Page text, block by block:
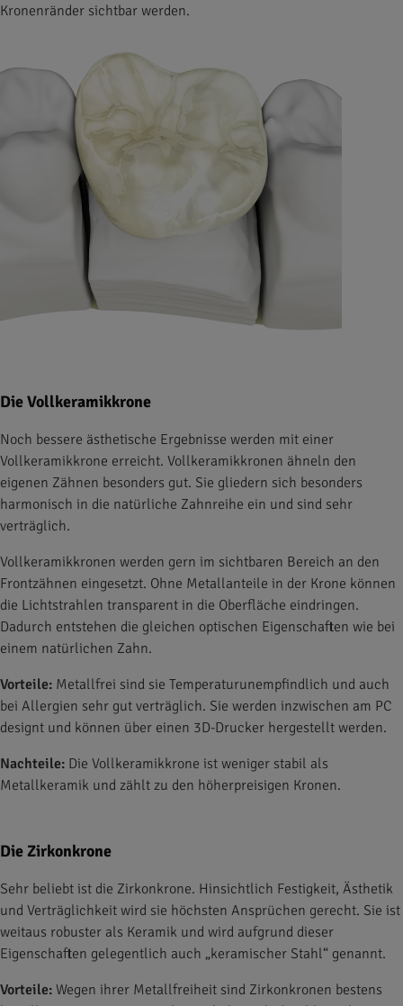
Kronenränder sichtbar werden.
Die Vollkeramikkrone
Noch bessere ästhetische Ergebnisse werden mit einer
Vollkeramikkrone erreicht. Vollkeramikkronen ähneln den
eigenen Zähnen besonders gut. Sie gliedern sich besonders
harmonisch in die natürliche Zahnreihe ein und sind sehr
verträglich.
Vollkeramikkronen werden gern im sichtbaren Bereich an den
Frontzähnen eingesetzt. Ohne Metallanteile in der Krone können
die Lichtstrahlen transparent in die Oberfläche eindringen.
Dadurch entstehen die gleichen optischen Eigenschaften wie bei
einem natürlichen Zahn.
Vorteile: Metallfrei sind sie Temperaturunempfindlich und auch
bei Allergien sehr gut verträglich. Sie werden inzwischen am PC
designt und können über einen 3D-Drucker hergestellt werden.
Nachteile: Die Vollkeramikkrone ist weniger stabil als
Metallkeramik und zählt zu den höherpreisigen Kronen.
Die Zirkonkrone
Sehr beliebt ist die Zirkonkrone. Hinsichtlich Festigkeit, Ästhetik
und Verträglichkeit wird sie höchsten Ansprüchen gerecht. Sie ist
weitaus robuster als Keramik und wird aufgrund dieser
Eigenschaften gelegentlich auch „keramischer Stahl“ genannt.
Vorteile: Wegen ihrer Metallfreiheit sind Zirkonkronen bestens